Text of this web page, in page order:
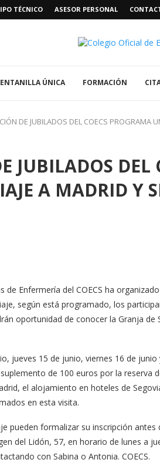
TÉCNICO ASESOR PERSONAL
ÚNICA FORMACIÓN
DE JUBILADOS DEL COECS PROGRAMA
JUBILADOS DEL
A MADRID Y
de Enfermería del COECS ha
según está programado, los
oportunidad de conocer la Granja de
jueves 15 de junio, viernes 16 de
de 100 euros por la reserva
el alojamiento en hoteles de
en esta visita.
pueden formalizar su inscripción
del Lidón, 57, en horario de lunes a
con Sabina o Antonia. COECS.